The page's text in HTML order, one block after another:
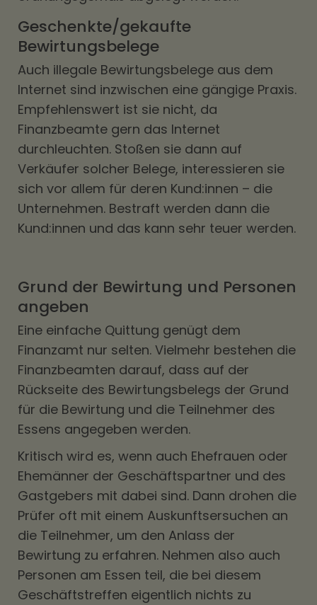
Geschenkte/gekaufte
Bewirtungsbelege
Auch illegale Bewirtungsbelege aus dem
Internet sind inzwischen eine gängige Praxis.
Empfehlenswert ist sie nicht, da
Finanzbeamte gern das Internet
durchleuchten. Stoßen sie dann auf
Verkäufer solcher Belege, interessieren sie
sich vor allem für deren Kund:innen – die
Unternehmen. Bestraft werden dann die
Kund:innen und das kann sehr teuer werden.
Grund der Bewirtung und Personen
angeben
Eine einfache Quittung genügt dem
Finanzamt nur selten. Vielmehr bestehen die
Finanzbeamten darauf, dass auf der
Rückseite des Bewirtungsbelegs der Grund
für die Bewirtung und die Teilnehmer des
Essens angegeben werden.
Kritisch wird es, wenn auch Ehefrauen oder
Ehemänner der Geschäftspartner und des
Gastgebers mit dabei sind. Dann drohen die
Prüfer oft mit einem Auskunftsersuchen an
die Teilnehmer, um den Anlass der
Bewirtung zu erfahren. Nehmen also auch
Personen am Essen teil, die bei diesem
Geschäftstreffen eigentlich nichts zu